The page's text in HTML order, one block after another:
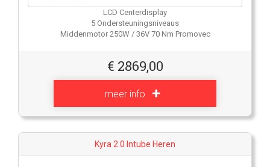
LCD Centerdisplay
5 Ondersteuningsniveaus
Middenmotor 250W / 36V 70 Nm Promovec
€ 2869,00
meer info
Kyra 2.0 Intube Heren